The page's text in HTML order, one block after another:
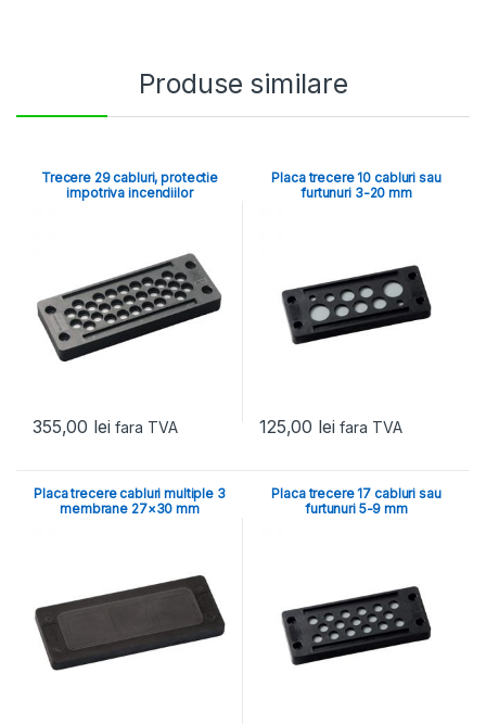
Produse similare
Trecere 29 cabluri, protectie
impotriva incendiilor
355,00 lei fara TVA
Placa trecere 10 cabluri sau
furtunuri 3-20 mm
125,00 lei fara TVA
Placa trecere cabluri multiple 3
membrane 27×30 mm
Placa trecere 17 cabluri sau
furtunuri 5-9 mm